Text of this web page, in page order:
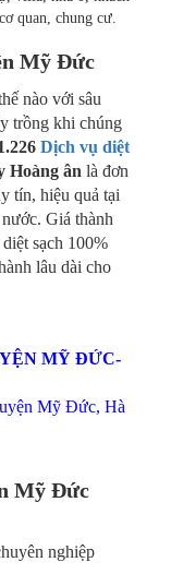
quan, chung cư.
Mỹ Đức
nào với sâu
trồng khi chúng
Dịch vụ diệt
Hoàng ân là đơn
tín, hiệu quả tại
Giá thành
sạch 100%
lâu dài cho
MỸ ĐỨC-
Mỹ Đức, Hà
Mỹ Đức
nghiệp